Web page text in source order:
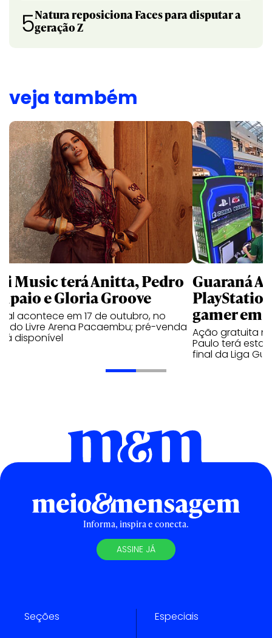
5Natura reposiciona Faces para disputar a
geração Z
veja também
Music terá Anitta, Pedro
e Gloria Groove
acontece em 17 de outubro, no
Livre Arena Pacaembu; pré-venda
disponível
Guaraná
gamer em
Ação gratuita
Paulo terá
final da Liga
Informa, inspira e conecta.
ASSINE JÁ
Seções Especiais